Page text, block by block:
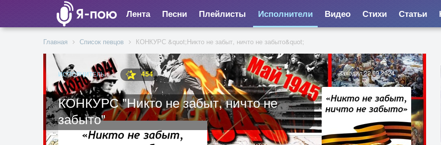
Лента Песни Плейлисты Исполнители Видео Стихи Статьи
Главная Список певцов КОНКУРС &quot;Никто не забыт, ничто не забыто&quot;
ИСПОЛНИТЕЛЬ 454
КОНКУРС "Никто не забыт, ничто не
забыто"
Заходил 22.09.2024